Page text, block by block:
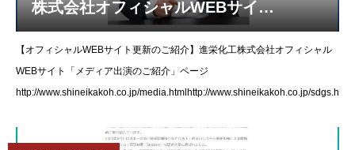
株式会社オフィシャルWEBサイ
ト,Facebookを更新いたしました。
【オフィシャルWEBサイト更新のご紹介】進栄化工株式会社オフィシャル
WEBサイト「メディア出演のご紹介」ページ
http://www.shineikakoh.co.jp/media.htmlhttp://www.shineikakoh.co.jp/sdgs.html